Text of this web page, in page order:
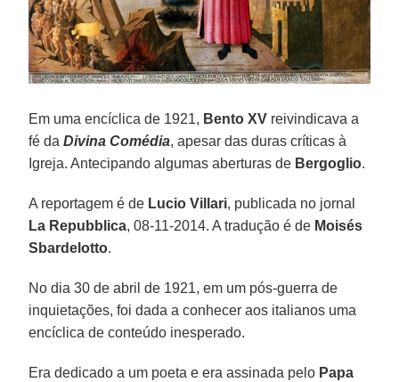
Em uma encíclica de 1921, Bento XV reivindicava a
fé daDivina Comédia, apesar das duras críticas à
Igreja. Antecipando algumas aberturas de Bergoglio.
A reportagem é de Lucio Villari, publicada no jornal
La Repubblica, 08-11-2014. A tradução é de Moisés
Sbardelotto.
No dia 30 de abril de 1921, em um pós-guerra de
inquietações, foi dada a conhecer aos italianos uma
encíclica de conteúdo inesperado.
Era dedicado a um poeta e era assinada pelo Papa